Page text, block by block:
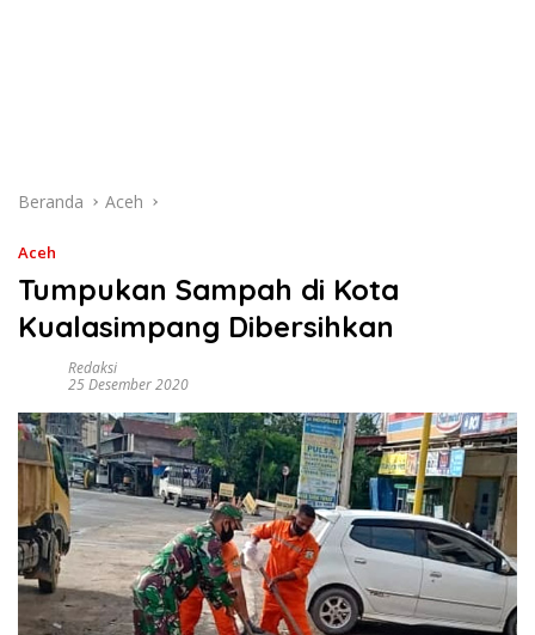
Beranda Aceh
Aceh
Tumpukan Sampah di Kota
Kualasimpang Dibersihkan
Redaksi
25 Desember 2020